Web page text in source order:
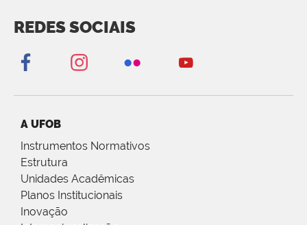
REDES SOCIAIS
A UFOB
Instrumentos Normativos
Estrutura
Unidades Acadêmicas
Planos Institucionais
Inovação